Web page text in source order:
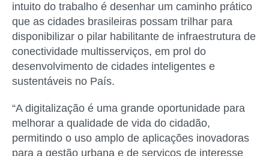
intuito do trabalho é desenhar um caminho prático
que as cidades brasileiras possam trilhar para
disponibilizar o pilar habilitante de infraestrutura de
conectividade multisserviços, em prol do
desenvolvimento de cidades inteligentes e
sustentáveis no País.
“A digitalização é uma grande oportunidade para
melhorar a qualidade de vida do cidadão,
permitindo o uso amplo de aplicações inovadoras
para a gestão urbana e de serviços de interesse